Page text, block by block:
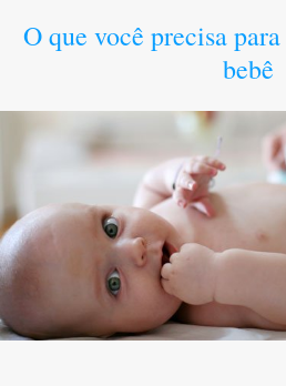
O que você precisa
bebê